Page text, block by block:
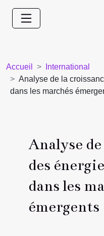
Accueil
International
Analyse de la
dans les marchés
Analyse
des
dans les
émergents